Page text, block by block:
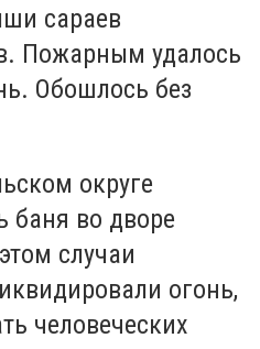
сараев
Пожарным удалось
Обошлось без
округе
баня во дворе
случаи
огонь,
человеческих